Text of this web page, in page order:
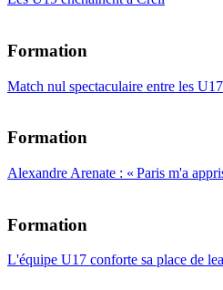
Formation
Match nul spectaculaire entre les
Formation
Alexandre Arenate : « Paris m'a
Formation
L'équipe U17 conforte sa place de